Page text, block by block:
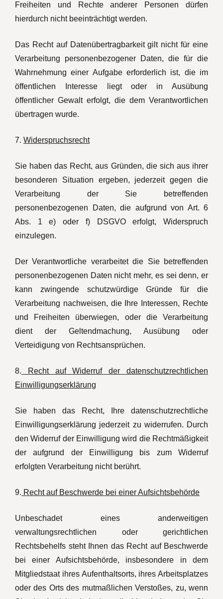
Freiheiten und Rechte anderer Personen dürfen
hierdurch nicht beeinträchtigt werden.
Das Recht auf Datenübertragbarkeit gilt nicht für eine
Verarbeitung personenbezogener Daten, die für die
Wahrnehmung einer Aufgabe erforderlich ist, die im
öffentlichen Interesse liegt oder in Ausübung
öffentlicher Gewalt erfolgt, die dem Verantwortlichen
übertragen wurde.
7. Widerspruchsrecht
Sie haben das Recht, aus Gründen, die sich aus ihrer
besonderen Situation ergeben, jederzeit gegen die
Verarbeitung der Sie betreffenden
personenbezogenen Daten, die aufgrund von Art. 6
Abs. 1 e) oder f) DSGVO erfolgt, Widerspruch
einzulegen.
Der Verantwortliche verarbeitet die Sie betreffenden
personenbezogenen Daten nicht mehr, es sei denn, er
kann zwingende schutzwürdige Gründe für die
Verarbeitung nachweisen, die Ihre Interessen, Rechte
und Freiheiten überwiegen, oder die Verarbeitung
dient der Geltendmachung, Ausübung oder
Verteidigung von Rechtsansprüchen.
8. Recht auf Widerruf der datenschutzrechtlichen
Einwilligungserklärung
Sie haben das Recht, Ihre datenschutzrechtliche
Einwilligungserklärung jederzeit zu widerrufen. Durch
den Widerruf der Einwilligung wird die Rechtmäßigkeit
der aufgrund der Einwilligung bis zum Widerruf
erfolgten Verarbeitung nicht berührt.
9. Recht auf Beschwerde bei einer Aufsichtsbehörde
Unbeschadet eines anderweitigen
verwaltungsrechtlichen oder gerichtlichen
Rechtsbehelfs steht Ihnen das Recht auf Beschwerde
bei einer Aufsichtsbehörde, insbesondere in dem
Mitgliedstaat ihres Aufenthaltsorts, ihres Arbeitsplatzes
oder des Orts des mutmaßlichen Verstoßes, zu, wenn